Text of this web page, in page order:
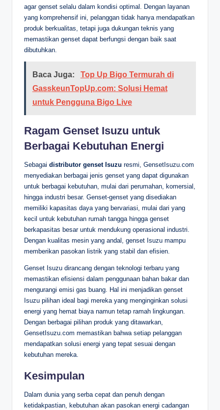
agar genset selalu dalam kondisi optimal. Dengan layanan
yang komprehensif ini, pelanggan tidak hanya mendapatkan
produk berkualitas, tetapi juga dukungan teknis yang
memastikan genset dapat berfungsi dengan baik saat
dibutuhkan.
Baca Juga:
Top Up Bigo Termurah di
GasskeunTopUp.com: Solusi Hemat
untuk Pengguna Bigo Live
Ragam Genset Isuzu untuk
Berbagai Kebutuhan Energi
Sebagai distributor genset Isuzu resmi, GensetIsuzu.com
menyediakan berbagai jenis genset yang dapat digunakan
untuk berbagai kebutuhan, mulai dari perumahan, komersial,
hingga industri besar. Genset-genset yang disediakan
memiliki kapasitas daya yang bervariasi, mulai dari yang
kecil untuk kebutuhan rumah tangga hingga genset
berkapasitas besar untuk mendukung operasional industri.
Dengan kualitas mesin yang andal, genset Isuzu mampu
memberikan pasokan listrik yang stabil dan efisien.
Genset Isuzu dirancang dengan teknologi terbaru yang
memastikan efisiensi dalam penggunaan bahan bakar dan
mengurangi emisi gas buang. Hal ini menjadikan genset
Isuzu pilihan ideal bagi mereka yang menginginkan solusi
energi yang hemat biaya namun tetap ramah lingkungan.
Dengan berbagai pilihan produk yang ditawarkan,
GensetIsuzu.com memastikan bahwa setiap pelanggan
mendapatkan solusi energi yang tepat sesuai dengan
kebutuhan mereka.
Kesimpulan
Dalam dunia yang serba cepat dan penuh dengan
ketidakpastian, kebutuhan akan pasokan energi cadangan